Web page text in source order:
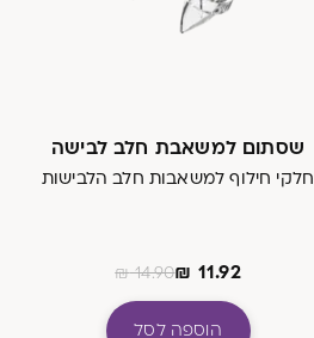
שסתום למשאבת חלב לבישה
חלקי חילוף למשאבות חלב הלבישות
₪ 11.92
₪14.90
הוספה לסל